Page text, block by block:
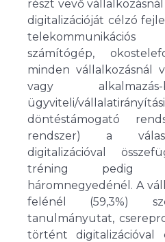
részt vevő
digitalizációját célzó
számítógép,
minden vállalkozásnál
vagy
ügyviteli/
döntéstámogató
rendszer) a
digitalizációval
tréning pedig a
háromnegyedénél. A
felénél (59,3%)
tanulmányutat,
történt digitalizációval